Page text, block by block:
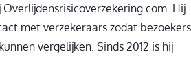
Hij
met verzekeraars zodat bezoekers
vergelijken. Sinds 2012 is hij